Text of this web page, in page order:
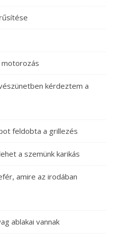
motorozás
kérdeztem a
feldobta a grillezés
a szemünk karikás
amire az irodában
ablakai vannak